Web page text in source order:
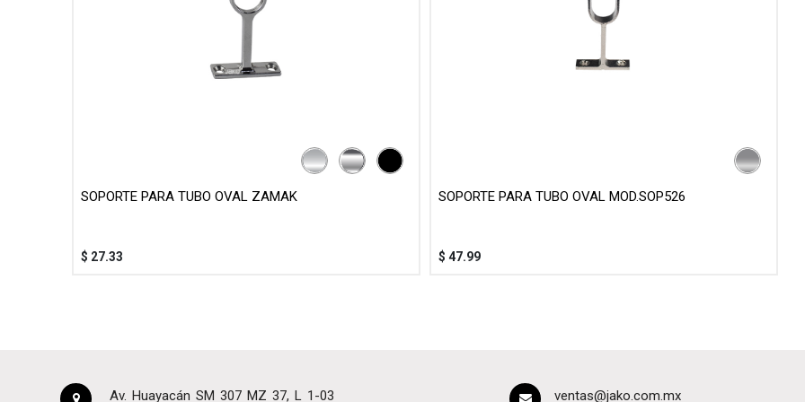
SOPORTE PARA TUBO OVAL ZAMAK
$ 27.33
SOPORTE PARA TUBO OVAL MOD.SOP526
$ 47.99
Av. Huayacán SM 307 MZ 37, L 1-03 ventas@jako.com.mx